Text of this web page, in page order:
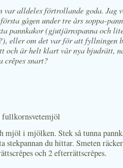
var alldeles förtrollande goda. Jag
gågen under tre års soppa-
pannkakor (gjutjärnspanna och
eller om det var för att fyllningen
och är helt klart vår nya bjudrätt,
crêpes snart?
mjöl i mjölken. Stek så tunna
stekpannan du hittar. Smeten
och 2 efterrättscrêpes.